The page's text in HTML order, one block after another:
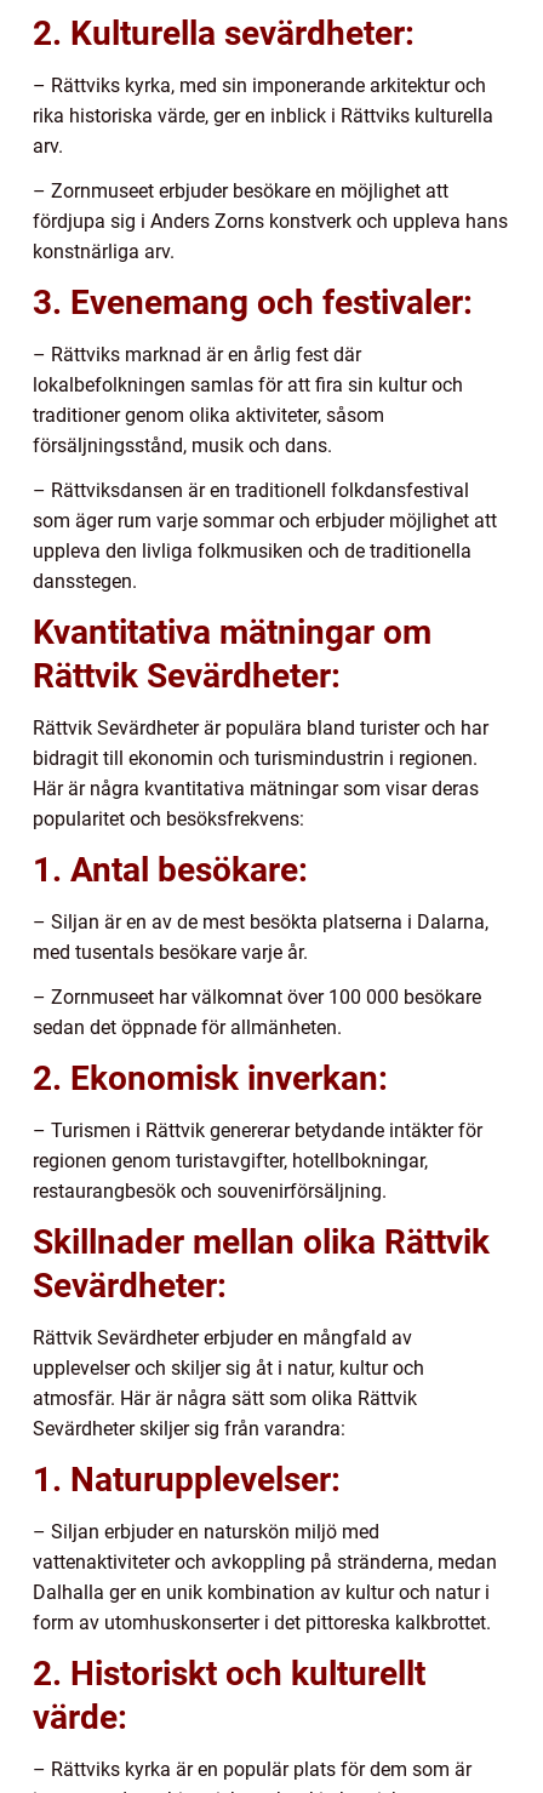
2. Kulturella sevärdheter:
– Rättviks kyrka, med sin imponerande arkitektur och
rika historiska värde, ger en inblick i Rättviks kulturella
arv.
– Zornmuseet erbjuder besökare en möjlighet att
fördjupa sig i Anders Zorns konstverk och uppleva hans
konstnärliga arv.
3. Evenemang och festivaler:
– Rättviks marknad är en årlig fest där
lokalbefolkningen samlas för att fira sin kultur och
traditioner genom olika aktiviteter, såsom
försäljningsstånd, musik och dans.
– Rättviksdansen är en traditionell folkdansfestival
som äger rum varje sommar och erbjuder möjlighet att
uppleva den livliga folkmusiken och de traditionella
dansstegen.
Kvantitativa mätningar om
Rättvik Sevärdheter:
Rättvik Sevärdheter är populära bland turister och har
bidragit till ekonomin och turismindustrin i regionen.
Här är några kvantitativa mätningar som visar deras
popularitet och besöksfrekvens:
1. Antal besökare:
– Siljan är en av de mest besökta platserna i Dalarna,
med tusentals besökare varje år.
– Zornmuseet har välkomnat över 100 000 besökare
sedan det öppnade för allmänheten.
2. Ekonomisk inverkan:
– Turismen i Rättvik genererar betydande intäkter för
regionen genom turistavgifter, hotellbokningar,
restaurangbesök och souvenirförsäljning.
Skillnader mellan olika Rättvik
Sevärdheter:
Rättvik Sevärdheter erbjuder en mångfald av
upplevelser och skiljer sig åt i natur, kultur och
atmosfär. Här är några sätt som olika Rättvik
Sevärdheter skiljer sig från varandra:
1. Naturupplevelser:
– Siljan erbjuder en naturskön miljö med
vattenaktiviteter och avkoppling på stränderna, medan
Dalhalla ger en unik kombination av kultur och natur i
form av utomhuskonserter i det pittoreska kalkbrottet.
2. Historiskt och kulturellt
värde:
– Rättviks kyrka är en populär plats för dem som är